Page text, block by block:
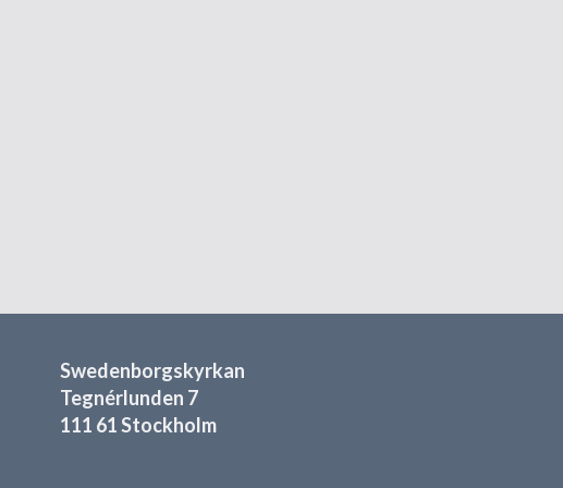
Swedenborgskyrkan
Tegnérlunden 7
111 61 Stockholm